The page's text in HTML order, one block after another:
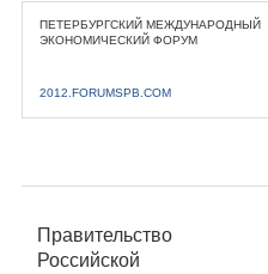
ПЕТЕРБУРГСКИЙ МЕЖДУНАРОДНЫЙ
ЭКОНОМИЧЕСКИЙ ФОРУМ
2012.FORUMSPB.COM
Правительство
Российской